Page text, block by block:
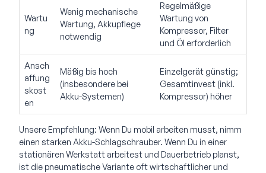
Wartu
ng
Wenig mechanische
Wartung, Akkupflege
notwendig
Regelmäßige
Wartung von
Kompressor, Filter
und Öl erforderlich
Ansch
affung
skost
en
Mäßig bis hoch
(insbesondere bei
Akku-Systemen)
Einzelgerät günstig;
Gesamtinvest (inkl.
Kompressor) höher
Unsere Empfehlung: Wenn Du mobil arbeiten musst, nimm
einen starken Akku-Schlagschrauber. Wenn Du in einer
stationären Werkstatt arbeitest und Dauerbetrieb planst,
ist die pneumatische Variante oft wirtschaftlicher und